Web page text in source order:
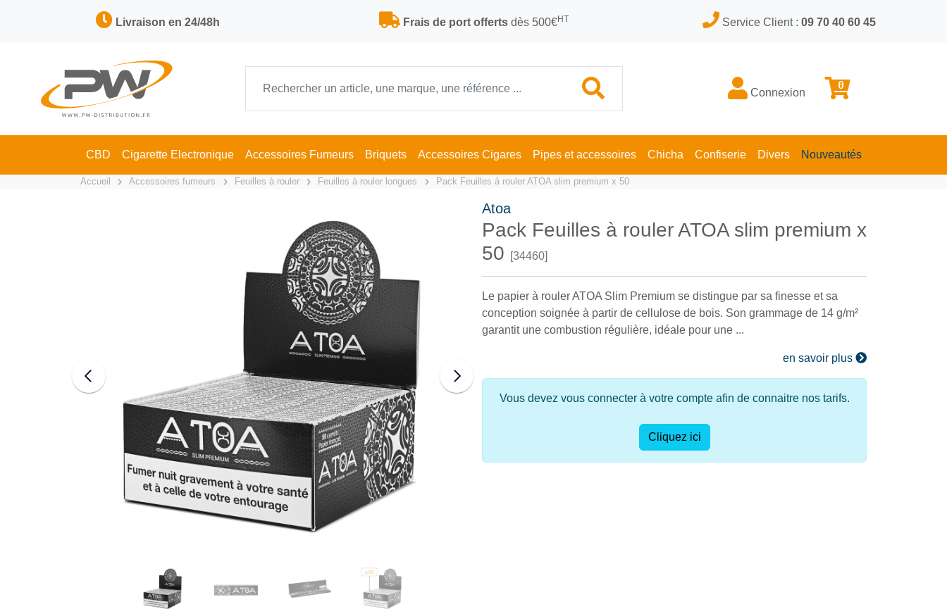
Livraison en 24/48h Frais de port offertsdès 500€HT Service Client : 09 70 40 60 45
Connexion
0
CBD Cigarette Electronique Accessoires Fumeurs Briquets Accessoires Cigares Pipes et accessoires Chicha Confiserie Divers Nouveautés
Accueil Accessoires fumeurs Feuilles à rouler Feuilles à rouler longues Pack Feuilles à rouler ATOA slim premium x 50
Atoa
Pack Feuilles à rouler ATOA slim premium x
50
[34460]
Le papier à rouler ATOA Slim Premium se distingue par sa finesse et sa
conception soignée à partir de cellulose de bois. Son grammage de 14 g/m²
garantit une combustion régulière, idéale pour une ...
en savoir plus
Vous devez vous connecter à votre compte afin de connaitre nos tarifs.
Cliquez ici